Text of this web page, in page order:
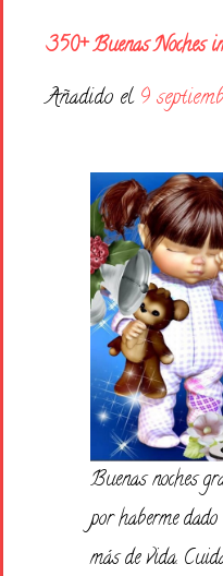
Días de la Semana
Buenas Noches
Feliz Cumpleaños
Festividad
350+ Buenas Noches
Añadido el 9
Buenas noches
por haberme
más de vida.